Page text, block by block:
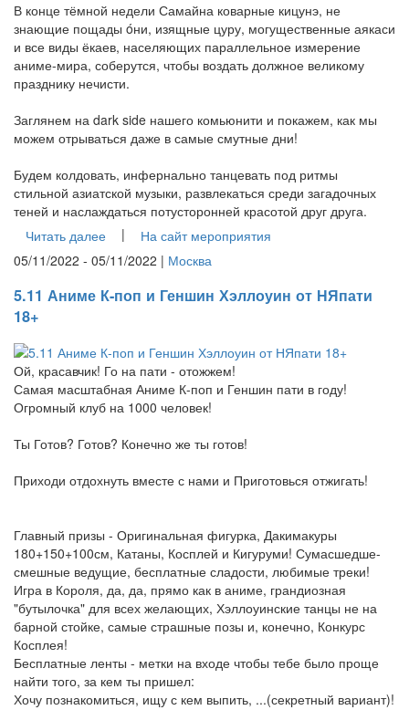
В конце тёмной недели Самайна коварные кицунэ, не
знающие пощады óни, изящные цуру, могущественные аякаси
и все виды ёкаев, населяющих параллельное измерение
аниме-мира, соберутся, чтобы воздать должное великому
празднику нечисти.
Заглянем на dark side нашего комьюнити и покажем, как мы
можем отрываться даже в самые смутные дни!
Будем колдовать, инфернально танцевать под ритмы
стильной азиатской музыки, развлекаться среди загадочных
теней и наслаждаться потусторонней красотой друг друга.
Читать далее
|
На сайт мероприятия
05/11/2022 - 05/11/2022 | Москва
5.11 Аниме К-поп и Геншин Хэллоуин от НЯпати
18+
Ой, красавчик! Го на пати - отожжем!
Самая масштабная Аниме К-поп и Геншин пати в году!
Огромный клуб на 1000 человек!
Ты Готов? Готов? Конечно же ты готов!
Приходи отдохнуть вместе с нами и Приготовься отжигать!
Главный призы - Оригинальная фигурка, Дакимакуры
180+150+100см, Катаны, Косплей и Кигуруми! Сумасшедше-
смешные ведущие, бесплатные сладости, любимые треки!
Игра в Короля, да, да, прямо как в аниме, грандиозная
"бутылочка" для всех желающих, Хэллоуинские танцы не на
барной стойке, самые страшные позы и, конечно, Конкурс
Косплея!
Бесплатные ленты - метки на входе чтобы тебе было проще
найти того, за кем ты пришел:
Хочу познакомиться, ищу с кем выпить, ...(секретный вариант)!